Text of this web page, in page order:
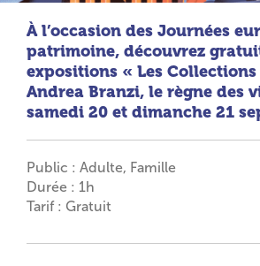
À l’occasion des Journées
patrimoine, découvrez
expositions « Les
Andrea Branzi, le règne des
samedi 20 et dimanche 21
Public : Adulte, Famille
Durée : 1h
Tarif : Gratuit